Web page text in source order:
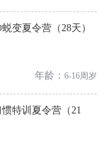
变夏令营（28天）
年龄： 6-16周岁
特训夏令营（21